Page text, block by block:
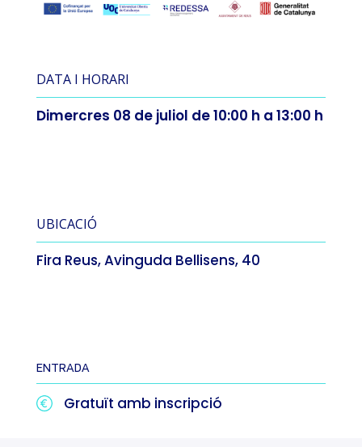
DATA I HORARI
Dimercres 08 de juliol de 10:00 h a 13:00 h
UBICACIÓ
Fira Reus, Avinguda Bellisens, 40
ENTRADA
Gratuït amb inscripció